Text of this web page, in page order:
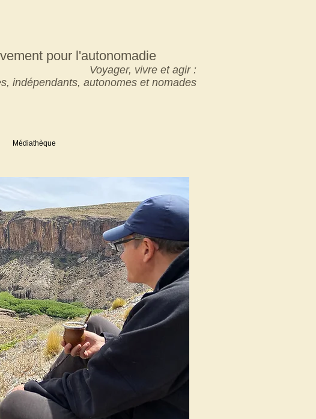
pour l'autonomadie
Voyager, vivre et agir :
indépendants, autonomes et nomades
Médiathèque